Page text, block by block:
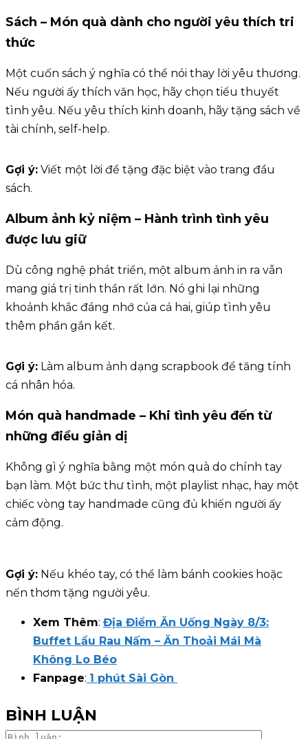
Sách – Món quà dành cho người yêu thích tri
thức
Một cuốn sách ý nghĩa có thể nói thay lời yêu thương.
Nếu người ấy thích văn học, hãy chọn tiểu thuyết
tình yêu. Nếu yêu thích kinh doanh, hãy tặng sách về
tài chính, self-help.
Gợi ý: Viết một lời đề tặng đặc biệt vào trang đầu
sách.
Album ảnh kỷ niệm – Hành trình tình yêu
được lưu giữ
Dù công nghệ phát triển, một album ảnh in ra vẫn
mang giá trị tinh thần rất lớn. Nó ghi lại những
khoảnh khắc đáng nhớ của cả hai, giúp tình yêu
thêm phần gắn kết.
Gợi ý: Làm album ảnh dạng scrapbook để tăng tính
cá nhân hóa.
Món quà handmade – Khi tình yêu đến từ
những điều giản dị
Không gì ý nghĩa bằng một món quà do chính tay
bạn làm. Một bức thư tình, một playlist nhạc, hay một
chiếc vòng tay handmade cũng đủ khiến người ấy
cảm động.
Gợi ý: Nếu khéo tay, có thể làm bánh cookies hoặc
nến thơm tặng người yêu.
Xem Thêm: Địa Điểm Ăn Uống Ngày 8/3:
Buffet Lẩu Rau Nấm – Ăn Thoải Mái Mà
Không Lo Béo
Fanpage: 1 phút Sài Gòn
BÌNH LUẬN